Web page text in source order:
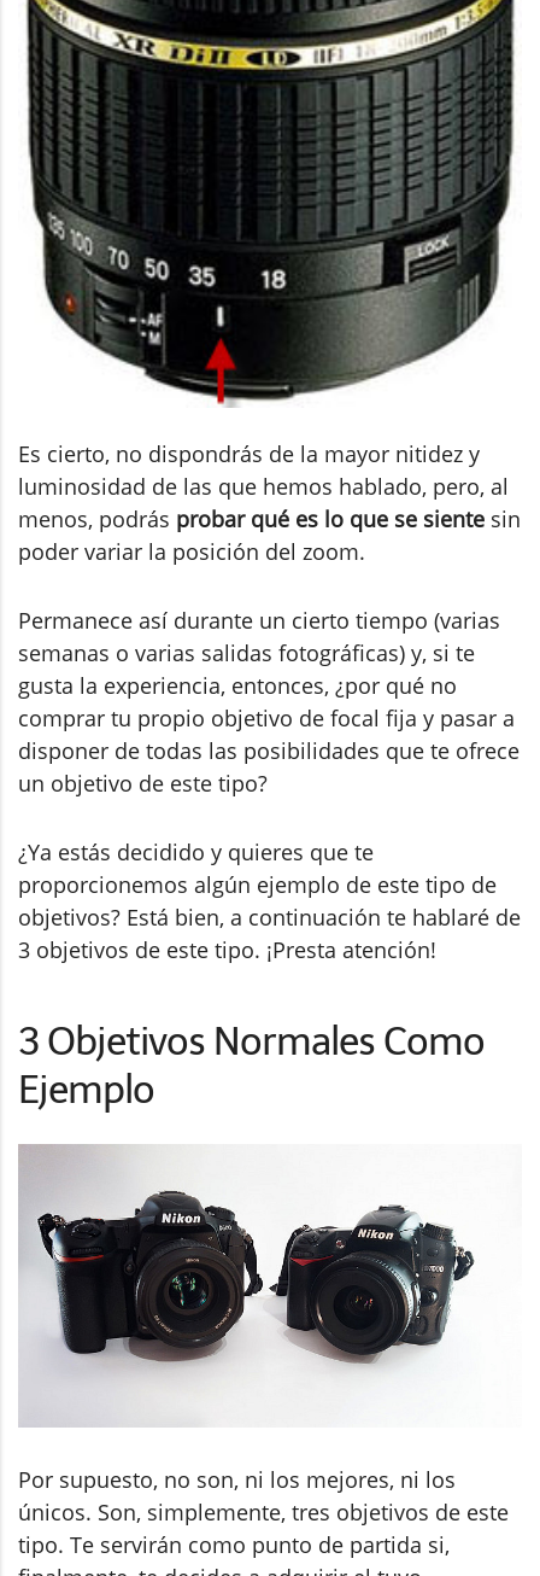
Es cierto, no dispondrás de la mayor nitidez y
luminosidad de las que hemos hablado, pero, al
menos, podrás probar qué es lo que se siente sin
poder variar la posición del zoom.
Permanece así durante un cierto tiempo (varias
semanas o varias salidas fotográficas) y, si te
gusta la experiencia, entonces, ¿por qué no
comprar tu propio objetivo de focal fija y pasar a
disponer de todas las posibilidades que te ofrece
un objetivo de este tipo?
¿Ya estás decidido y quieres que te
proporcionemos algún ejemplo de este tipo de
objetivos? Está bien, a continuación te hablaré de
3 objetivos de este tipo. ¡Presta atención!
3 Objetivos Normales Como
Ejemplo
Por supuesto, no son, ni los mejores, ni los
únicos. Son, simplemente, tres objetivos de este
tipo. Te servirán como punto de partida si,